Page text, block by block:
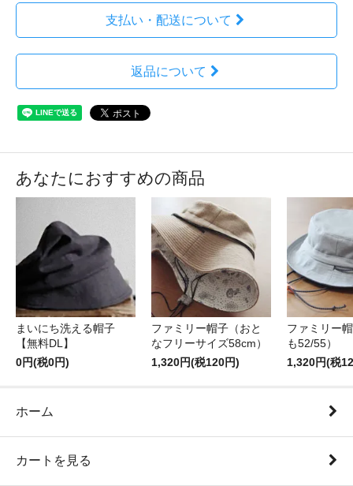
支払い・配送について
返品について
あなたにおすすめの商品
まいにち洗える帽子
【無料DL】
0円(税0円)
ファミリー帽子（おと
なフリーサイズ58cm）
1,320円(税120円)
ファミリー
も52/55）
1,320円(税
ホーム
カートを見る